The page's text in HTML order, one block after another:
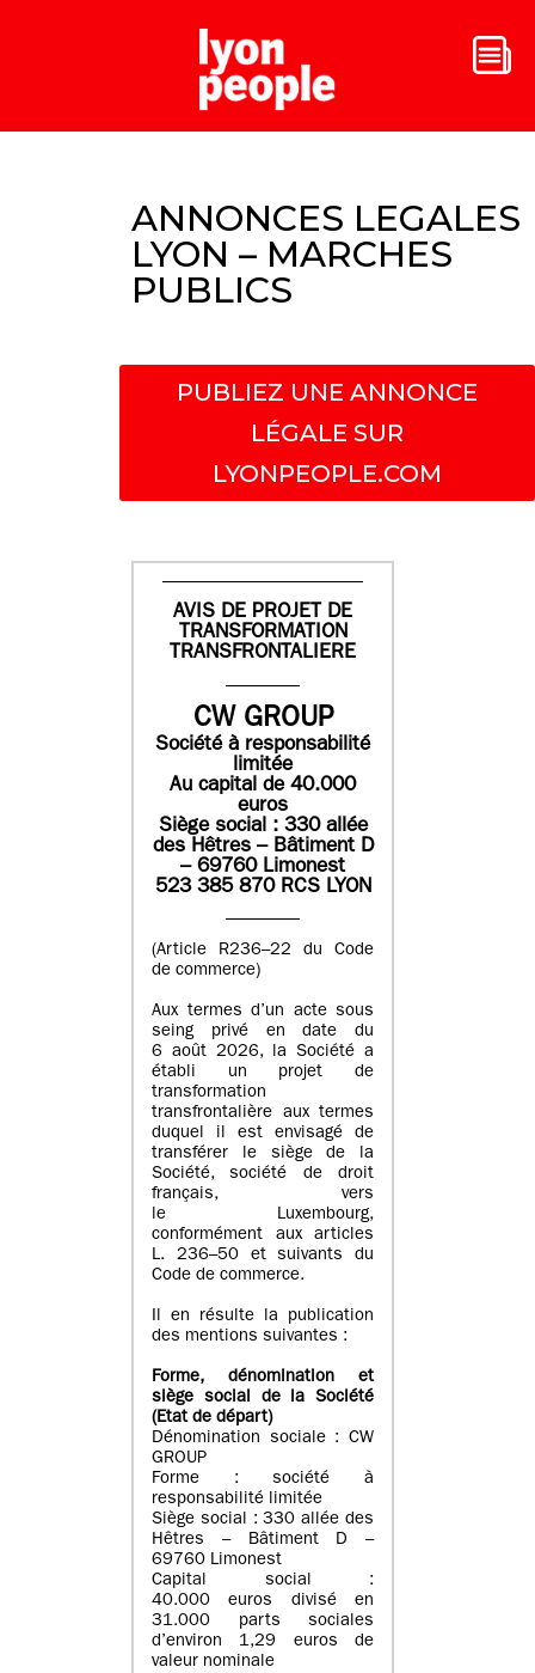
ANNONCES LEGALES
LYON – MARCHES
PUBLICS
PUBLIEZ UNE ANNONCE
LÉGALE SUR
LYONPEOPLE.COM
AVIS DE PROJET DE
TRANSFORMATION
TRANSFRONTALIERE
CW GROUP
Société à responsabilité
limitée
Au capital de 40.000
euros
Siège social : 330 allée
des Hêtres – Bâtiment D
– 69760 Limonest
523 385 870 RCS LYON
(Article R236–22 du Code
de commerce)
Aux termes d’un acte sous
seing privé en date du
6 août 2026, la Société a
établi un projet de
transformation
transfrontalière aux termes
duquel il est envisagé de
transférer le siège de la
Société, société de droit
français, vers
le Luxembourg,
conformément aux articles
L. 236–50 et suivants du
Code de commerce.
Il en résulte la publication
des mentions suivantes :
Forme, dénomination et
siège social de la Société
(Etatde départ)
Dénomination sociale : CW
GROUP
Forme : société à
responsabilité limitée
Siège social : 330 allée des
Hêtres – Bâtiment D –
69760 Limonest
Capital social :
40.000 euros divisé en
31.000 parts sociales
d’environ 1,29 euros de
valeur nominale